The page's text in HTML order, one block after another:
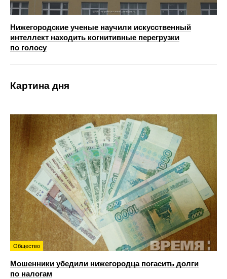
Нижегородские ученые научили искусственный
интеллект находить когнитивные перегрузки
по голосу
Картина дня
Общество
Мошенники убедили нижегородца погасить долги
по налогам